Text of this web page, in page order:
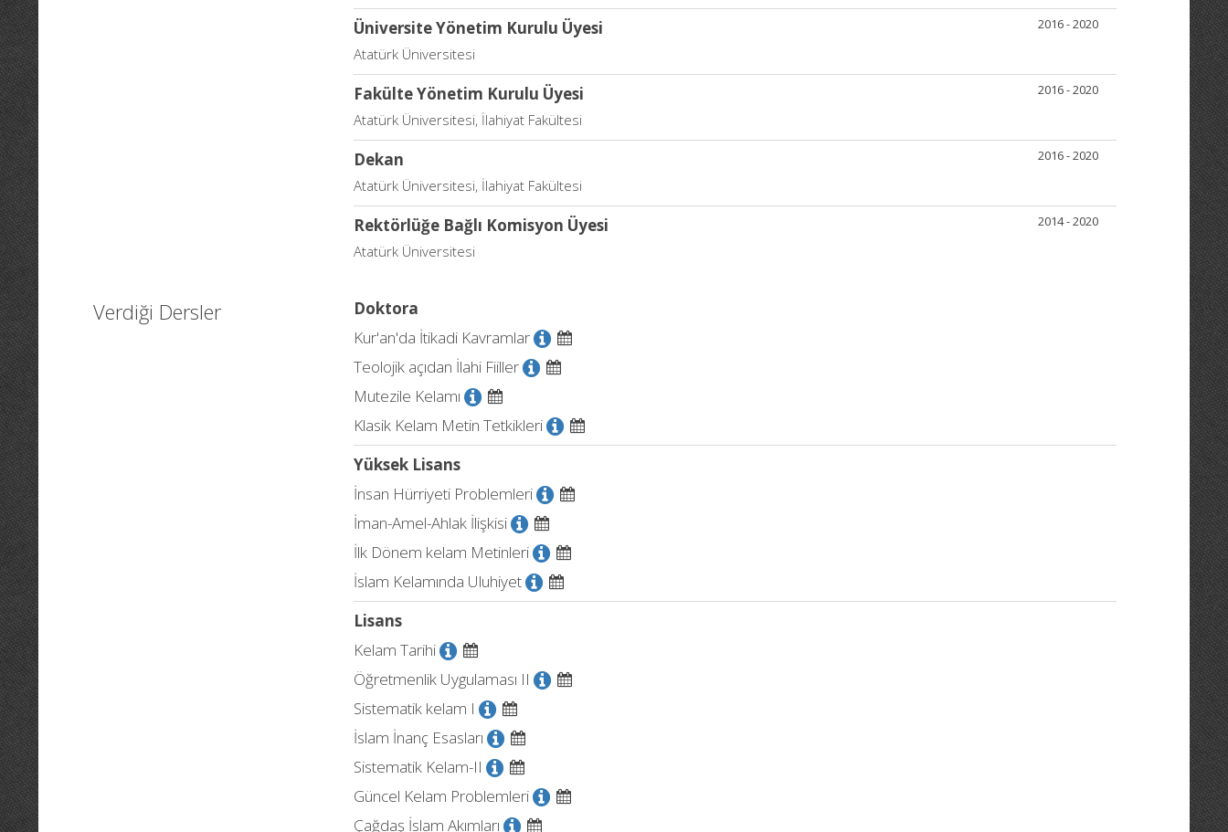
2016 - 2020
Üniversite Yönetim Kurulu Üyesi
Atatürk Üniversitesi
2016 - 2020
Fakülte Yönetim Kurulu Üyesi
Atatürk Üniversitesi, İlahiyat Fakültesi
2016 - 2020
Dekan
Atatürk Üniversitesi, İlahiyat Fakültesi
2014 - 2020
Rektörlüğe Bağlı Komisyon Üyesi
Atatürk Üniversitesi
Verdiği Dersler
Doktora
Kur'an'da İtikadi Kavramlar
Teolojik açıdan İlahi Fiiller
Mutezile Kelamı
Klasik Kelam Metin Tetkikleri
Yüksek Lisans
İnsan Hürriyeti Problemleri
İman-Amel-Ahlak İlişkisi
İlk Dönem kelam Metinleri
İslam Kelamında Uluhiyet
Lisans
Kelam Tarihi
Öğretmenlik Uygulaması II
Sistematik kelam I
İslam İnanç Esasları
Sistematik Kelam-II
Güncel Kelam Problemleri
Çağdaş İslam Akımları